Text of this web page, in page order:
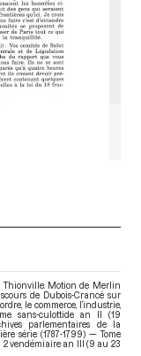
Motion de Merlin
de Dubois-Crancé sur
le commerce, l’industrie,
sans-culottide an II (19
parlementaires de la
série (1787-1799) — Tome
vendémiaire an III (9 au 23